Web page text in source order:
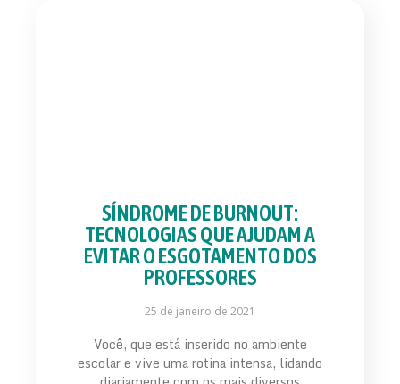
SÍNDROME DE BURNOUT:
TECNOLOGIAS QUE AJUDAM A
EVITAR O ESGOTAMENTO DOS
PROFESSORES
25 de janeiro de 2021
Você, que está inserido no ambiente
escolar e vive uma rotina intensa, lidando